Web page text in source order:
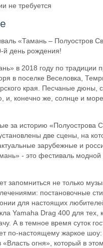
не требуется
«Тамань – Полуостров
й день рождения!
в 2018 году по традиции
в поселке Веселовка,
края. Песчаные дюны,
и, конечно же, солнце и
за историю «Полуострова
две сцены, на
зарубежные и
- это фестиваль модной
запомниться не только
постановочные
для настоящих
Yamaha Drag 400 для тех,
А в темное время суток
по-настоящему жаркое
«Власть огня», который в